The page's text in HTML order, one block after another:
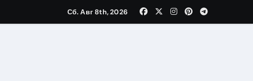
ЭКС Apollo DR
Сб. Авг 8th, 2026